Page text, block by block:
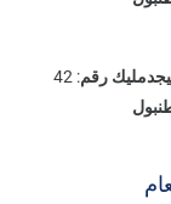
رقم: 42